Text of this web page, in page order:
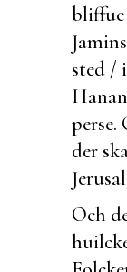
bliffue
sted /
perse.
der
Och